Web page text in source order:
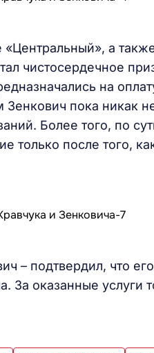
а
чистосердечное
на
пока никак
Более того, по
только после того,
– подтвердил, что
За оказанные услуги